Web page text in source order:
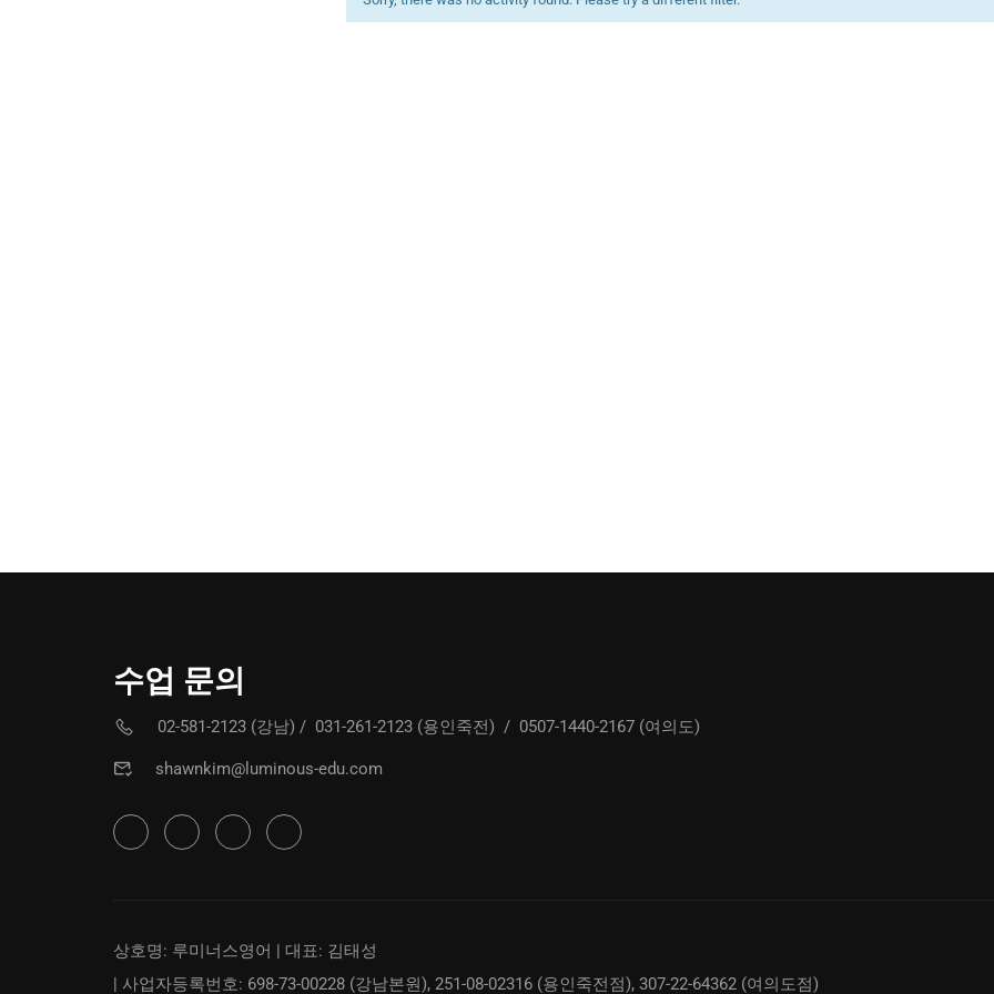
수업 문의
02-581-2123 (강남) / 031-261-2123 (용인죽전) / 0507-1440-2167 (여의도)
shawnkim@luminous-edu.com
상호명: 루미너스영어 | 대표: 김태성
| 사업자등록번호: 698-73-00228 (강남본원), 251-08-02316 (용인죽전점), 307-22-64362 (여의도점)